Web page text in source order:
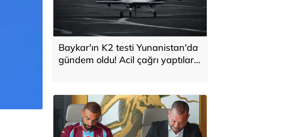
Baykar'ın K2 testi Yunanistan'da
gündem oldu! Acil çağrı yaptılar...